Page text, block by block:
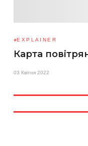
EXPLAINER
Карта
03 Квітня 2022